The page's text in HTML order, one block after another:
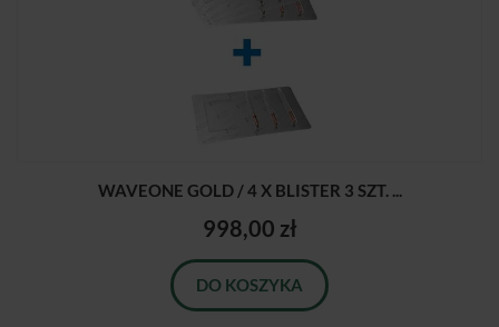
WAVEONE GOLD / 4 X BLISTER 3 SZT. ...
998,00 zł
DO KOSZYKA